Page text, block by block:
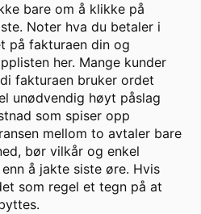
bare om å klikke på
Noter hva du betaler i
på fakturaen din og
her. Mange kunder
fakturaen bruker ordet
unødvendig høyt påslag
som spiser opp
mellom to avtaler bare
bør vilkår og enkel
å jakte siste øre. Hvis
som regel et tegn på at